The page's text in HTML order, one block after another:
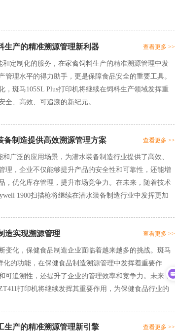
查看更多 >>
生产的精准溯源管理新利器
和定制化的服务，在家禽饲料生产的精准溯源管理中发
管理水平的得力助手，更是保障食品安全的重要工具。
，斑马105SL Plus打印机将继续在饲料生产领域发挥重
全、高效、可追溯的新纪元。
查看更多 >>
备制造提供高效溯源管理方案
广泛的应用场景，为潜水装备制造行业提供了高效、
理，企业不仅能够提升产品的安全性和可靠性，还能增
，优化库存管理，提升市场竞争力。在未来，随着技术
1900扫描枪将继续在潜水装备制造行业中发挥更加
查看更多 >>
造实现溯源管理
变化，保健食品制造企业面临着越来越多的挑战。斑马
化的功能，在保健食品制造溯源管理中发挥着重要作
可追溯性，还提升了企业的管理效率和竞争力。未来，
打印机将继续发挥其重要作用，为保健食品行业的
查看更多 >>
生产的精准溯源管理新引擎